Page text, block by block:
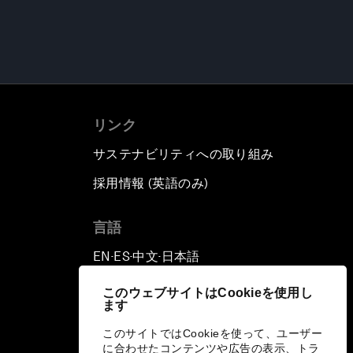
このウェブサイトはCookieを使用し
ます
このサイトではCookieを使って、ユーザー
に合わせたコンテンツや広告の表示、トラ
リンク
サステナビリティへの取り組み
採用情報 (英語のみ)
言語
EN ▪ES▪中文▪ 日本語